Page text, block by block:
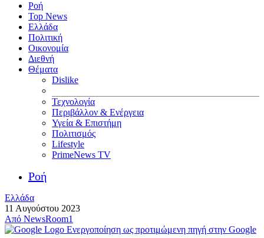
Ροή
Top News
Ελλάδα
Πολιτική
Οικονομία
Διεθνή
Θέματα
Dislike
Τεχνολογία
Περιβάλλον & Ενέργεια
Υγεία & Επιστήμη
Πολιτισμός
Lifestyle
PrimeNews TV
Ροή
Ελλάδα
11 Αυγούστου 2023
Από NewsRoom1
Ενεργοποίηση ως προτιμώμενη πηγή στην Google